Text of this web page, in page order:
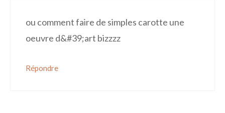
ou comment faire de simples carotte une
oeuvre d&#39;art bizzzz
Répondre